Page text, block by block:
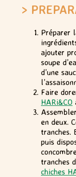
>
Préparer
ajouter
soupe
d’une
Faire
HARi&CO
en deux.
tranches.
puis
tranches
chiches